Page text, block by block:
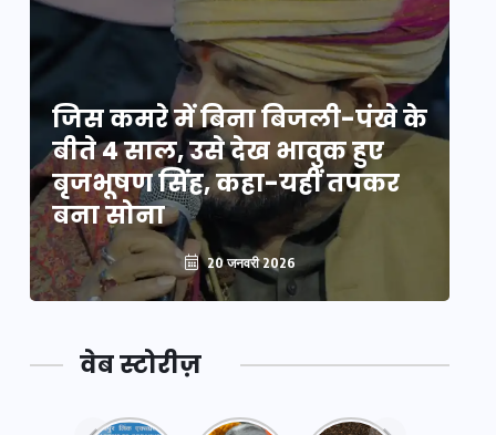
जिस कमरे में बिना बिजली-पंखे के
बीते 4 साल, उसे देख भावुक हुए
बृजभूषण सिंह, कहा-यहीं तपकर
बना सोना
20 जनवरी 2026
वेब स्टोरीज़